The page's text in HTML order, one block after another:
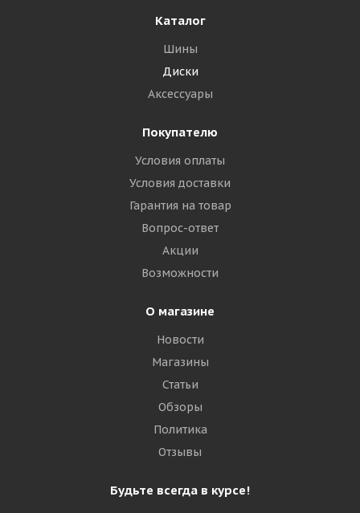
Каталог
Шины
Диски
Аксессуары
Покупателю
Условия оплаты
Условия доставки
Гарантия на товар
Вопрос-ответ
Акции
Возможности
О магазине
Новости
Магазины
Статьи
Обзоры
Политика
Отзывы
Будьте всегда в курсе!